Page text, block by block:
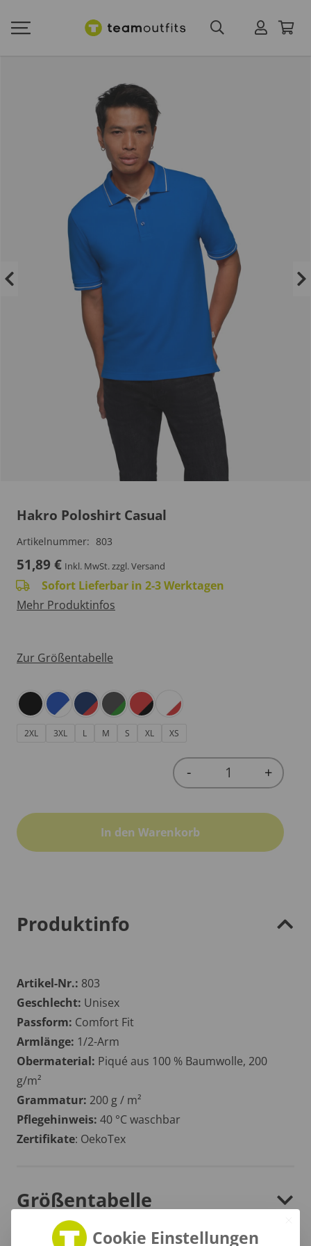
Hakro Poloshirt Casual
Artikelnummer: 803
51,89 € Inkl. MwSt.zzgl. Versand
Sofort Lieferbar in 2-3 Werktagen
Mehr Produktinfos
Zur Größentabelle
2XL 3XL L M S XL XS
Quantity
- +
In den Warenkorb
Produktinfo
Artikel-Nr.: 803
Geschlecht: Unisex
Passform: Comfort Fit
Armlänge: 1/2-Arm
Obermaterial: Piqué aus 100 % Baumwolle, 200
g/m²
Grammatur: 200 g / m²
Pflegehinweis: 40 °C waschbar
Zertifikate: OekoTex
Größentabelle
Cookie Einstellungen